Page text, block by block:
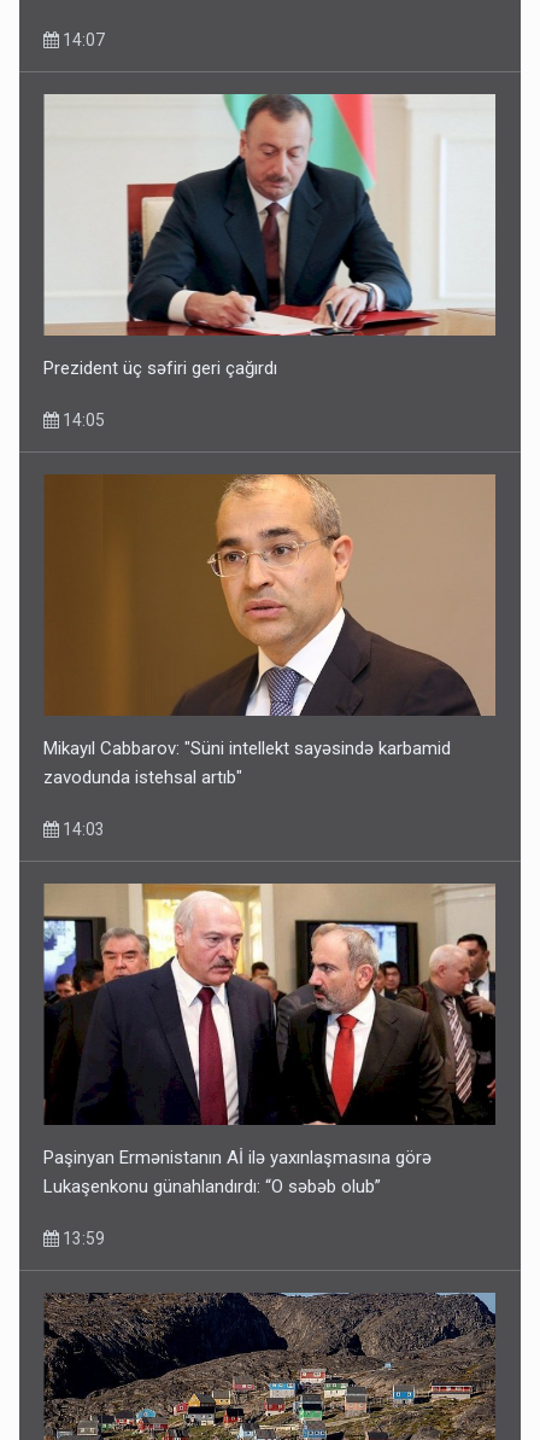
Kartdan karta istədiyiniz qədər köçürmə edə bilərsiniz -
14:07
Prezident üç səfiri geri çağırdı
14:05
Mikayıl Cabbarov: "Süni intellekt sayəsində karbamid
zavodunda istehsal artıb"
14:03
Paşinyan Ermənistanın Aİ ilə yaxınlaşmasına görə
Lukaşenkonu günahlandırdı: “O səbəb olub”
13:59